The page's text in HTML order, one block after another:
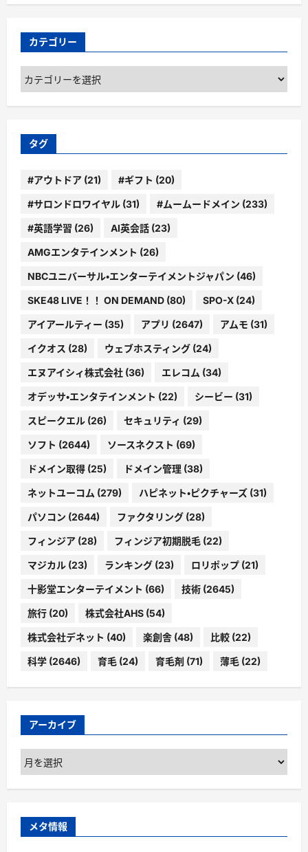
カテゴリー
カ
テ
ゴ
ー
タグ
#アウトドア (21) #ギフト (20)
#サロンドロワイヤル (31) #ムームードメイン (233)
#英語学習 (26) AI英会話 (23)
AMGエンタテインメント (26)
NBCユニバーサル・エンターテイメントジャパン (46)
SKE48 LIVE！！ ON DEMAND (80) SPO-X (24)
アイアールティー (35) アプリ (2647) アムモ (31)
イクオス (28) ウェブホスティング (24)
エヌアイシィ株式会社 (36) エレコム (34)
オデッサ・エンタテインメント (22) シービー (31)
スピークエル (26) セキュリティ (29)
ソフト (2644) ソースネクスト (69)
ドメイン取得 (25) ドメイン管理 (38)
ネットユーコム (279) ハピネット・ピクチャーズ (31)
パソコン (2644) ファクタリング (28)
フィンジア (28) フィンジア初期脱毛 (22)
マジカル (23) ランキング (23) ロリポップ (21)
十影堂エンターテイメント (66) 技術 (2645)
旅行 (20) 株式会社AHS (54)
株式会社デネット (40) 楽創舎 (48) 比較 (22)
科学 (2646) 育毛 (24) 育毛剤 (71) 薄毛 (22)
アーカイブ
ア
ー
カ
ブ
メタ情報